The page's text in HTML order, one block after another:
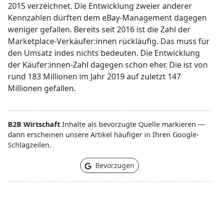
2015 verzeichnet. Die Entwicklung zweier anderer
Kennzahlen dürften dem eBay-Management dagegen
weniger gefallen. Bereits seit 2016 ist die Zahl der
Marketplace-Verkäufer:innen rückläufig. Das muss für
den Umsatz indes nichts bedeuten. Die Entwicklung
der Käufer:innen-Zahl dagegen schon eher. Die ist von
rund 183 Millionen im Jahr 2019 auf zuletzt 147
Millionen gefallen.
B2B Wirtschaft Inhalte als bevorzugte Quelle markieren —
dann erscheinen unsere Artikel häufiger in Ihren Google-
Schlagzeilen.
Bevorzugen